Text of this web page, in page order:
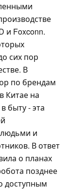
и Foxconn.
сих пор
В
по брендам
Китае на
быту - эта
и
В ответ
о планах
позднее
доступным